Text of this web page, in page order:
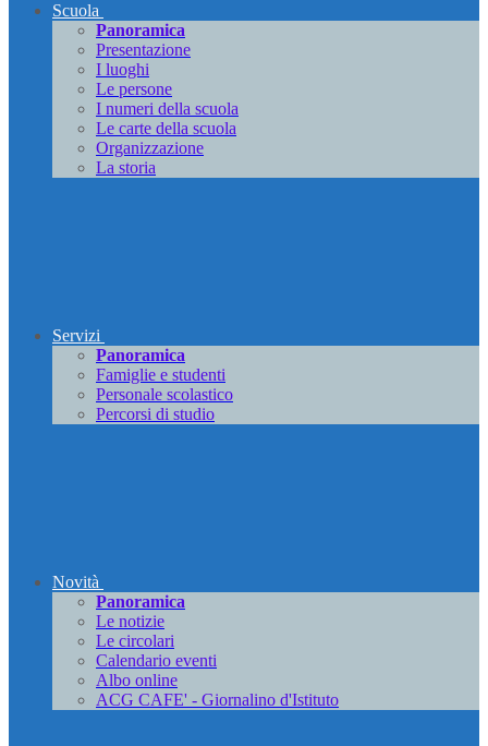
Scuola
Panoramica
Presentazione
I luoghi
Le persone
I numeri della scuola
Le carte della scuola
Organizzazione
La storia
Servizi
Panoramica
Famiglie e studenti
Personale scolastico
Percorsi di studio
Novità
Panoramica
Le notizie
Le circolari
Calendario eventi
Albo online
ACG CAFE' - Giornalino d'Istituto